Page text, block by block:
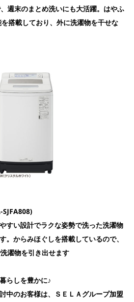
週末のまとめ洗いにも大活躍。はやふ
搭載しており、外に洗濯物を干せな
すい設計でラクな姿勢で洗った洗濯物
。からみほぐしを搭載しているので、
濯物を引き出せます
らしを豊かに♪
中のお客様は、ＳＥＬＡグループ加盟